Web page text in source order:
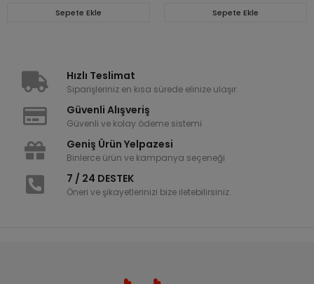
Sepete Ekle Sepete Ekle
Hızlı Teslimat
Siparişleriniz en kısa sürede elinize ulaşır.
Güvenli Alışveriş
Güvenli ve kolay ödeme sistemi
Geniş Ürün Yelpazesi
Binlerce ürün ve kampanya seçeneği
7 / 24 DESTEK
Öneri ve şikayetlerinizi bize iletebilirsiniz.